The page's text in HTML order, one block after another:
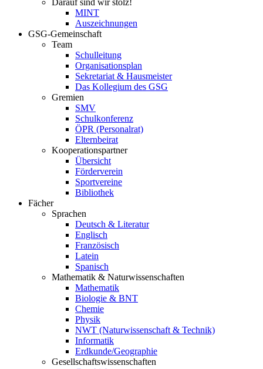
Darauf sind wir stolz!
MINT
Auszeichnungen
GSG-Gemeinschaft
Team
Schulleitung
Organisationsplan
Sekretariat & Hausmeister
Das Kollegium des GSG
Gremien
SMV
Schulkonferenz
ÖPR (Personalrat)
Elternbeirat
Kooperationspartner
Übersicht
Förderverein
Sportvereine
Bibliothek
Fächer
Sprachen
Deutsch & Literatur
Englisch
Französisch
Latein
Spanisch
Mathematik & Naturwissenschaften
Mathematik
Biologie & BNT
Chemie
Physik
NWT (Naturwissenschaft & Technik)
Informatik
Erdkunde/Geographie
Gesellschaftswissenschaften